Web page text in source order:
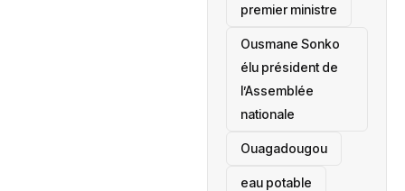
premier ministre
Ousmane Sonko
élu président de
l’Assemblée
nationale
‎Ouagadougou
eau potable